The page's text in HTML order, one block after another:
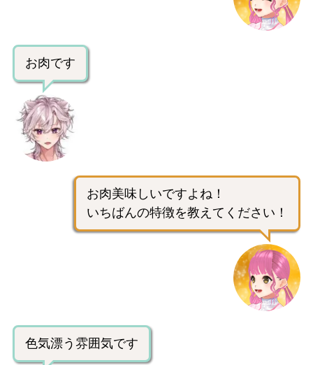
お肉です
お肉美味しいですよね！
いちばんの特徴を教えてください！
色気漂う雰囲気です